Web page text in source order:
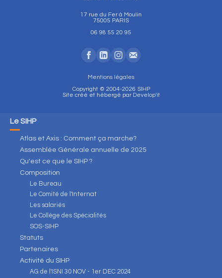
17 rue du Fer à Moulin
75005 PARIS
06 98 55 20 95
Mentions légales
Copyright © 2004-2026 SIHP
Site créé et hébergé par Develop'it
Le SIHP
Atlas et Axis : Comment ça marche?
Assemblée Générale annuelle de 2025
Qu'est ce que le SIHP ?
Composition
Le Bureau
Le Comité de l'Internat
Les salariés
Le Collège des Spécialités
SOS-SIHP
Statuts
Partenaires
Activité du SIHP
AG de l'ISNI 30 NOV - 1er DEC 2024